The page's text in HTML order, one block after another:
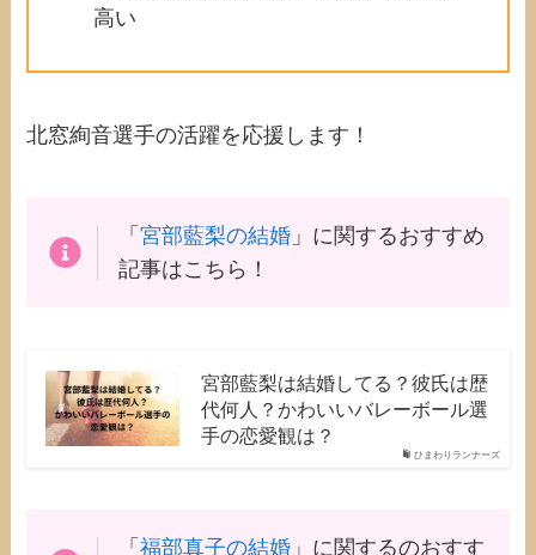
高い
北窓絢音選手の活躍を応援します！
「 宮部藍梨の結婚」に関するおすすめ
記事はこちら！
ひまわりランナーズ
宮部藍梨は結婚してる？彼氏は歴
代何人？かわいいバレーボール選
手の恋愛観は？
「 福部真子の結婚」に関するのおすす